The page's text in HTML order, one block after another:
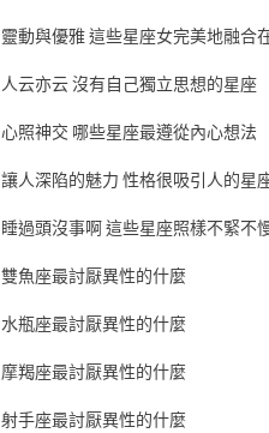
靈動與優雅 這些星座女完美地融合
人云亦云 沒有自己獨立思想的星座
心照神交 哪些星座最遵從內心想法
讓人深陷的魅力 性格很吸引人的星
睡過頭沒事啊 這些星座照樣不緊不
雙魚座最討厭異性的什麼
水瓶座最討厭異性的什麼
摩羯座最討厭異性的什麼
射手座最討厭異性的什麼